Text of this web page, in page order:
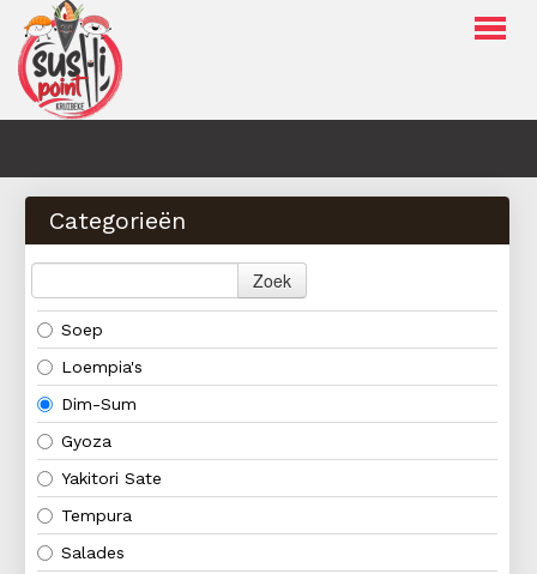
Over ons
INLOGGEN BESTELLEN
Categorieën
Zoek
Soep
Loempia's
Dim-Sum
Gyoza
Yakitori Sate
Tempura
Salades